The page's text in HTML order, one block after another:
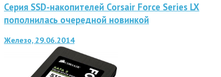
Серия SSD-накопителей Corsair Force Series LX
пополнилась очередной новинкой
Железо, 29.06.2014